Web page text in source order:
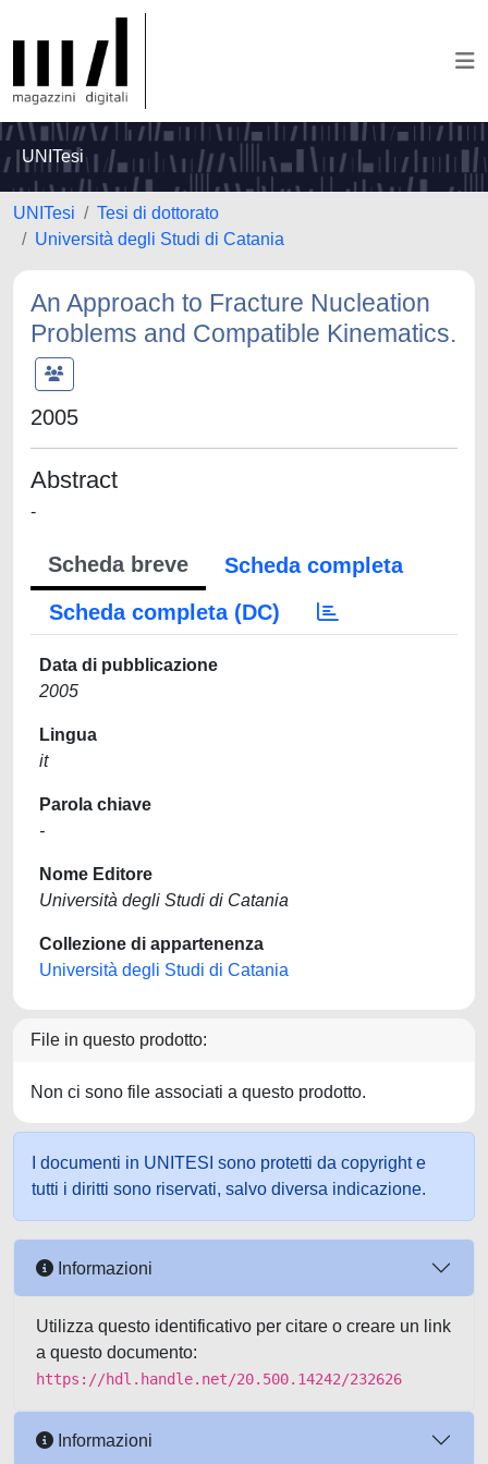
UNITesi
UNITesi
Tesi di dottorato
Università degli Studi di Catania
An Approach to Fracture Nucleation
Problems and Compatible Kinematics.
2005
Abstract
-
Scheda breve
Scheda completa
Scheda completa (DC)
Data di pubblicazione
2005
Lingua
it
Parola chiave
-
Nome Editore
Università degli Studi di Catania
Collezione di appartenenza
Università degli Studi di Catania
File in questo prodotto:
Non ci sono file associati a questo prodotto.
I documenti in UNITESI sono protetti da copyright e
tutti i diritti sono riservati, salvo diversa indicazione.
Informazioni
Utilizza questo identificativo per citare o creare un link
a questo documento:
https://hdl.handle.net/20.500.14242/232626
Informazioni